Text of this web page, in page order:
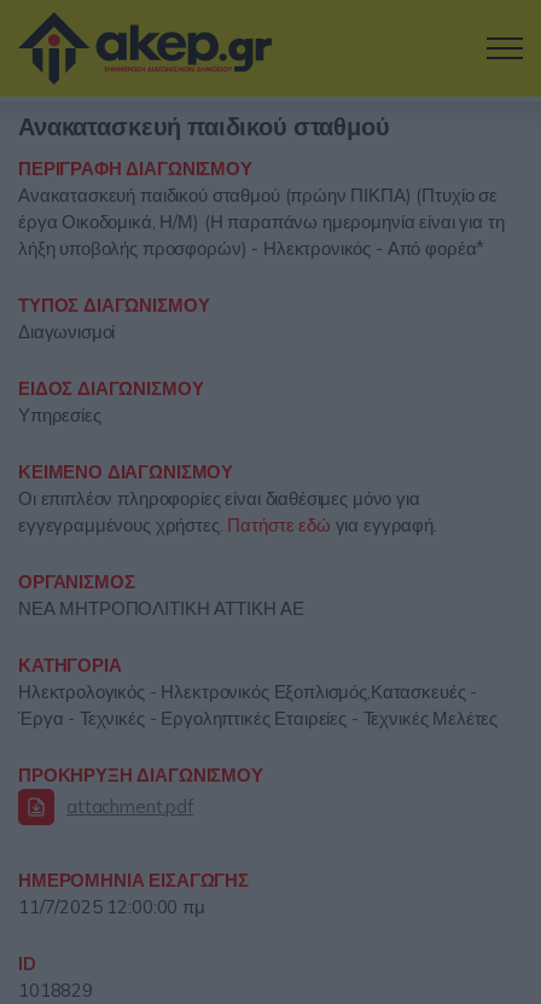
Μετάβαση στο κύριο περιεχόμενο
Η εταιρία
Αναζήτηση Διαγωνισμών
Δοκιμάστε την Υπηρεσία
Επικοινωνία
Σύνδεση
Είσοδος Εγγραφή
Ανακατασκευή παιδικού σταθμού
ΠΕΡΙΓΡΑΦΗ ΔΙΑΓΩΝΙΣΜΟΥ
Ανακατασκευή παιδικού σταθμού (πρώην ΠΙΚΠΑ) (Πτυχίο σε
έργα Οικοδομικά, Η/Μ) (Η παραπάνω ημερομηνία είναι για τη
λήξη υποβολής προσφορών) - Ηλεκτρονικός - Από φορέα*
ΤΥΠΟΣ ΔΙΑΓΩΝΙΣΜΟΥ
Διαγωνισμοί
ΕΙΔΟΣ ΔΙΑΓΩΝΙΣΜΟΥ
Υπηρεσίες
ΚΕΙΜΕΝΟ ΔΙΑΓΩΝΙΣΜΟΥ
Οι επιπλέον πληροφορίες είναι διαθέσιμες μόνο για
εγγεγραμμένους χρήστες. Πατήστε εδώ για εγγραφή.
ΟΡΓΑΝΙΣΜΟΣ
ΝΕΑ ΜΗΤΡΟΠΟΛΙΤΙΚΗ ΑΤΤΙΚΗ ΑΕ
ΚΑΤΗΓΟΡΙΑ
Ηλεκτρολογικός - Ηλεκτρονικός Εξοπλισμός,Κατασκευές -
Έργα - Τεχνικές - Εργοληπτικές Εταιρείες - Τεχνικές Μελέτες
ΠΡΟΚΗΡΥΞΗ ΔΙΑΓΩΝΙΣΜΟΥ
attachment.pdf
ΗΜΕΡΟΜΗΝΙΑ ΕΙΣΑΓΩΓΗΣ
11/7/2025 12:00:00 πμ
ID
1018829